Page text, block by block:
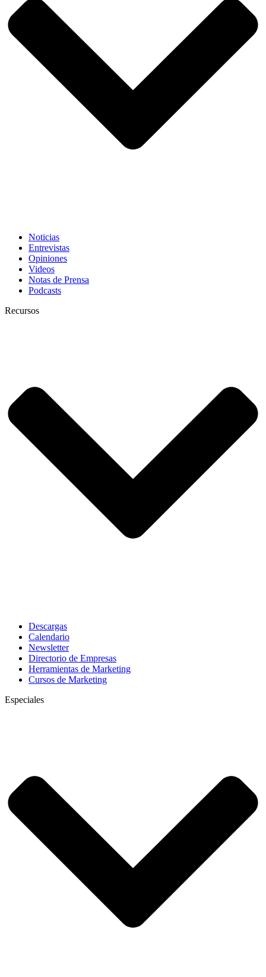
Noticias
Entrevistas
Opiniones
Videos
Notas de Prensa
Podcasts
Recursos
Descargas
Calendario
Newsletter
Directorio de Empresas
Herramientas de Marketing
Cursos de Marketing
Especiales